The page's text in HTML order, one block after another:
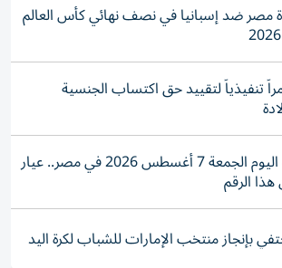
مصر ضد إسبانيا في نصف نهائي كأس العالم
تنفيذياً لتقييد حق اكتساب الجنسية
أسعار الذهب اليوم الجمعة 7 أغسطس 2026 في مصر.. عيار
بإنجاز منتخب الإمارات للشباب لكرة اليد